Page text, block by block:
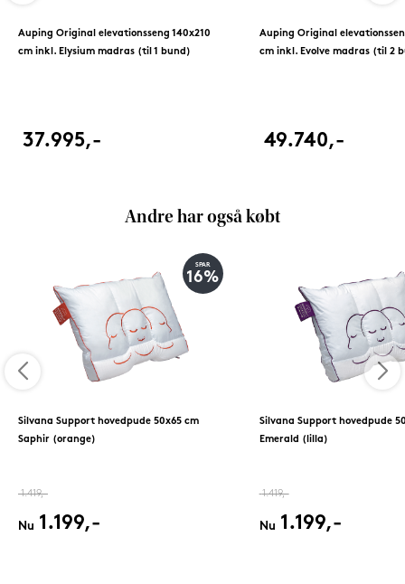
Auping Original elevationsseng 140x210
cm inkl. Elysium madras (til 1 bund)
37.995,-
Auping Original
cm inkl. Evolve madras (til 2
49.740,-
Andre har også købt
SPAR
16%
Silvana Support hovedpude 50x65 cm
Saphir (orange)
1.419,-
Nu 1.199,-
Silvana Support hovedpude
Emerald (lilla)
1.419,-
Nu 1.199,-